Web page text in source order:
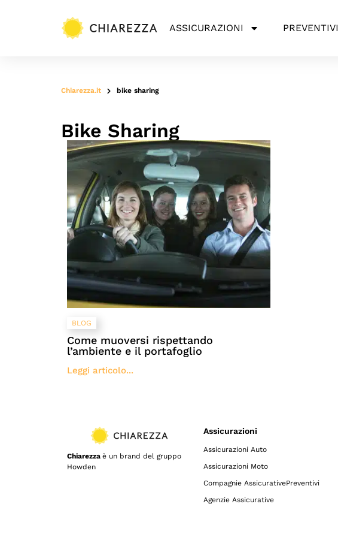
ASSICURAZIONI PREVENTIVI
Chiarezza.it bike sharing
Bike Sharing
BLOG
Come muoversi rispettando
l’ambiente e il portafoglio
Leggi articolo...
Chiarezza è un brand del gruppo
Howden
Assicurazioni
Assicurazioni Auto
Assicurazioni Moto
Compagnie AssicurativePreventivi
Agenzie Assicurative